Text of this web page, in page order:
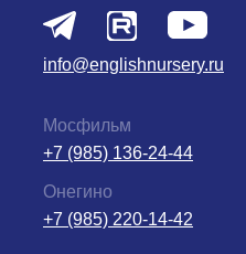
info@englishnursery.ru
+7 (985) 220-14-42
Онегино
+7 (985) 136-24-44
Мосфильм